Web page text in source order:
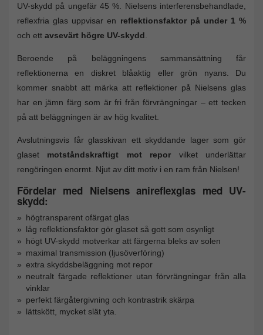
UV-skydd på ungefär 45 %. Nielsens interferensbehandlade,
reflexfria glas uppvisar en reflektionsfaktor på under 1 %
och ett avsevärt högre UV-skydd
Beroende på beläggningens sammansättning får
reflektionerna en diskret blåaktig eller grön nyans. Du
kommer snabbt att märka att reflektioner på Nielsens glas
har en jämn färg som är fri från förvrängningar – ett tecken
på att beläggningen är av hög kvalitet.
Avslutningsvis får glasskivan ett skyddande lager som gör
glaset motståndskraftigt mot repor vilket underlättar
rengöringen enormt. Njut av ditt motiv i en ram från Nielsen!
Fördelar med Nielsens anireflexglas med UV-
skydd:
högtransparent ofärgat glas
låg reflektionsfaktor gör glaset så gott som osynligt
högt UV-skydd motverkar att färgerna bleks av solen
maximal transmission (ljusöverföring)
extra skyddsbeläggning mot repor
neutralt färgade reflektioner utan förvrängningar från alla
vinklar
perfekt färgåtergivning och kontrastrik skärpa
lättskött, mycket slät yta.